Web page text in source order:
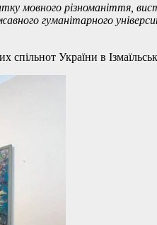
мовного різноманіття,
гуманітарного
спільнот України в